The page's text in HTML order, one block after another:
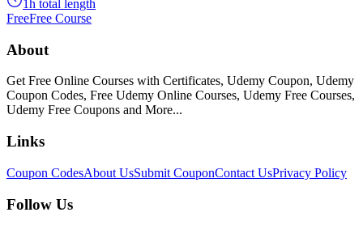
1h total length
FreeFree Course
About
Get Free Online Courses with Certificates, Udemy Coupon, Udemy
Coupon Codes, Free Udemy Online Courses, Udemy Free Courses,
Udemy Free Coupons and More...
Links
Coupon CodesAbout UsSubmit CouponContact UsPrivacy Policy
Follow Us